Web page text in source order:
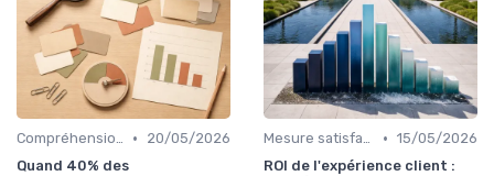
Compréhension client •
20/05/2026
Quand 40% des
Mesure satisfaction • 15/05/2026
ROI de l'expérience client :